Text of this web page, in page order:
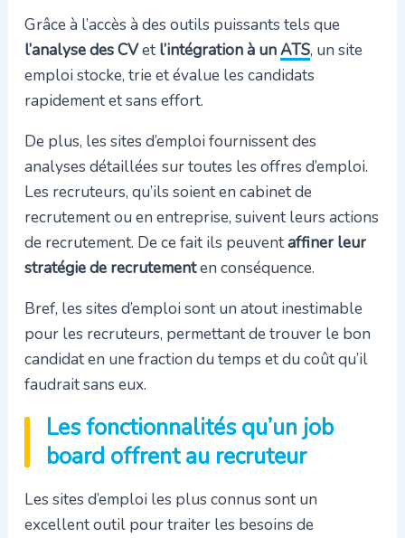
Grâce à l’accès à des outils puissants tels que
l’analyse des CVetl’intégration à unATS, un site
emploi stocke, trie et évalue les candidats
rapidement et sans effort.
De plus, les sites d’emploi fournissent des
analyses détaillées sur toutes les offres d’emploi.
Les recruteurs, qu’ils soient en cabinet de
recrutement ou en entreprise, suivent leurs actions
de recrutement. De ce fait ils peuventaffiner leur
stratégie de recrutementen conséquence.
Bref, les sites d’emploi sont un atout inestimable
pour les recruteurs, permettant de trouver le bon
candidat en une fraction du temps et du coût qu’il
faudrait sans eux.
Les fonctionnalités qu’un job
board offrent au recruteur
Les sites d’emploi les plus connus sont un
excellent outil pour traiter les besoins de